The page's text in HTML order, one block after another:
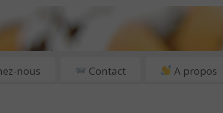
À PARIS
nous Contact A propos